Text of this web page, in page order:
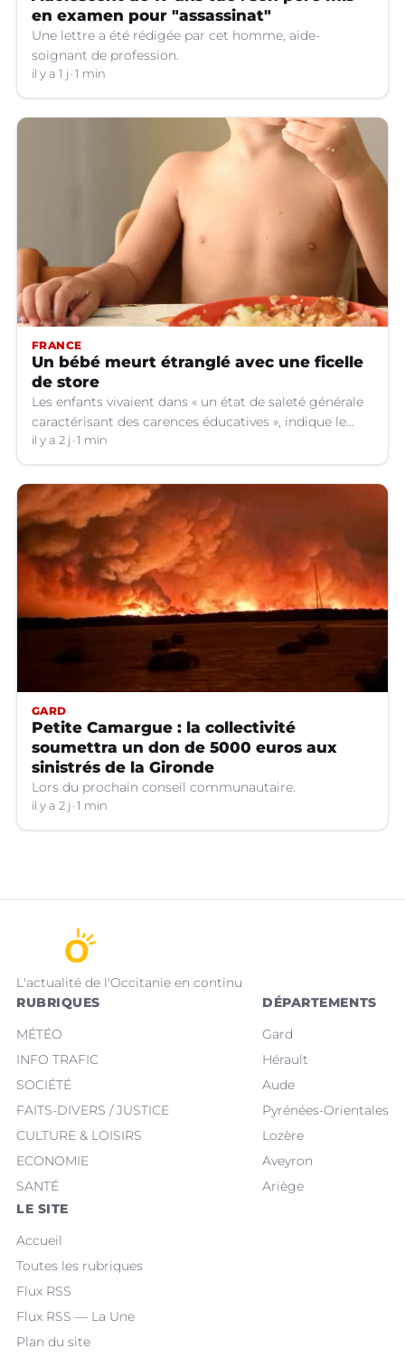
en examen pour "assassinat"
Une lettre a été rédigée par cet homme, aide-
soignant de profession.
il y a 1 j 1 min
FRANCE
Un bébé meurt étranglé avec une ficelle
de store
Les enfants vivaient dans « un état de saleté générale
caractérisant des carences éducatives », indique le
parquet.
il y a 2 j 1 min
GARD
Petite Camargue : la collectivité
soumettra un don de 5000 euros aux
sinistrés de la Gironde
Lors du prochain conseil communautaire.
il y a 2 j 1 min
L'actualité de l'Occitanie en continu
RUBRIQUES
MÉTÉO
INFO TRAFIC
SOCIÉTÉ
FAITS-DIVERS / JUSTICE
CULTURE & LOISIRS
ECONOMIE
SANTÉ
DÉPARTEMENTS
Gard
Hérault
Aude
Pyrénées-Orientales
Lozère
Aveyron
Ariège
LE SITE
Accueil
Toutes les rubriques
Flux RSS
Flux RSS — La Une
Plan du site